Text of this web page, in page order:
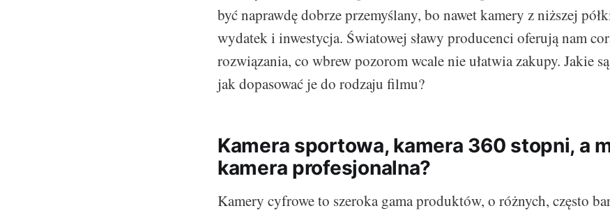
być naprawdę dobrze przemyślany, bo nawet kamery z niższej
wydatek i inwestycja. Światowej sławy producenci oferują nam
rozwiązania, co wbrew pozorom wcale nie ułatwia zakupy. Jakie
jak dopasować je do rodzaju filmu?
Kamera sportowa, kamera 360 stopni, a
kamera profesjonalna?
Kamery cyfrowe to szeroka gama produktów, o różnych, często